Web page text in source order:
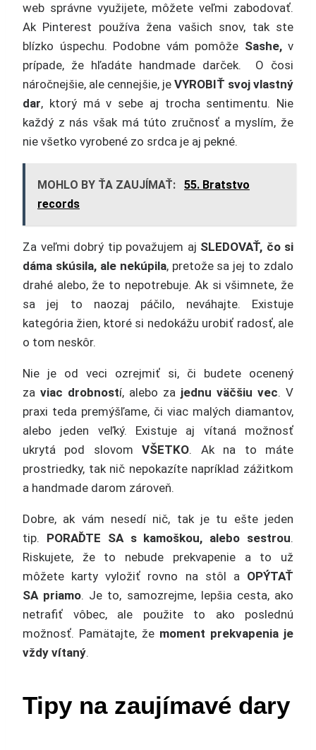
web správne využijete, môžete veľmi zabodovať.
Ak Pinterest používa žena vašich snov, tak ste
blízko úspechu. Podobne vám pomôže Sashe, v
prípade, že hľadáte handmade darček. O čosi
náročnejšie, ale cennejšie, je VYROBIŤ svoj vlastný
dar, ktorý má v sebe aj trocha sentimentu. Nie
každý z nás však má túto zručnosť a myslím, že
nie všetko vyrobené zo srdca je aj pekné.
MOHLO BY ŤA ZAUJÍMAŤ:
55. Bratstvo
records
Za veľmi dobrý tip považujem aj SLEDOVAŤ, čo si
dáma skúsila, ale nekúpila, pretože sa jej to zdalo
drahé alebo, že to nepotrebuje. Ak si všimnete, že
sa jej to naozaj páčilo, neváhajte. Existuje
kategória žien, ktoré si nedokážu urobiť radosť, ale
o tom neskôr.
Nie je od veci ozrejmiť si, či budete ocenený
za viac drobností, alebo za jednu väčšiu vec. V
praxi teda premýšľame, či viac malých diamantov,
alebo jeden veľký. Existuje aj vítaná možnosť
ukrytá pod slovomVŠETKO. Ak na to máte
prostriedky, tak nič nepokazíte napríklad zážitkom
a handmade darom zároveň.
Dobre, ak vám nesedí nič, tak je tu ešte jeden
tip. PORAĎTE SA s kamoškou, alebo sestrou.
Riskujete, že to nebude prekvapenie a to už
môžete karty vyložiť rovno na stôl a OPÝTAŤ
SA priamo. Je to, samozrejme, lepšia cesta, ako
netrafiť vôbec, ale použite to ako poslednú
možnosť. Pamätajte, že moment prekvapenia je
vždy vítaný.
Tipy na zaujímavé dary